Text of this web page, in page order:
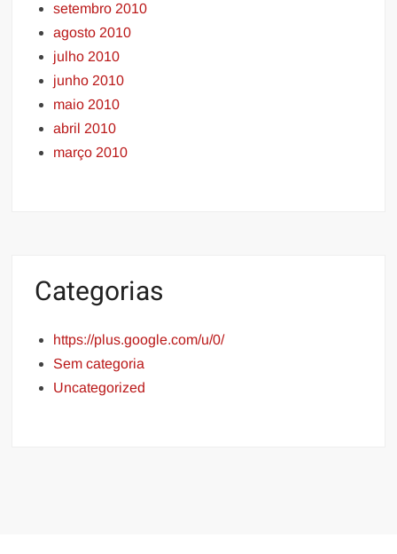
setembro 2010
agosto 2010
julho 2010
junho 2010
maio 2010
abril 2010
março 2010
Categorias
https://plus.google.com/u/0/
Sem categoria
Uncategorized